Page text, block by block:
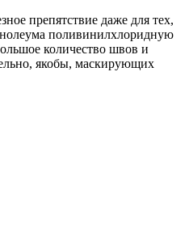
препятствие даже для тех,
поливинилхлоридную
количество швов и
якобы, маскирующих